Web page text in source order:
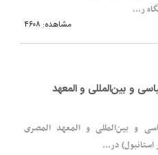
ر...
مشاهده: ۴۶۰۸
و بین‌المللی و المعهد
و بین‌المللی و المعهد المصری
در...